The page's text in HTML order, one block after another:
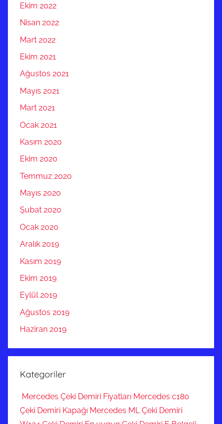
Ekim 2022
Nisan 2022
Mart 2022
Ekim 2021
Ağustos 2021
Mayıs 2021
Mart 2021
Ocak 2021
Kasım 2020
Ekim 2020
Temmuz 2020
Mayıs 2020
Şubat 2020
Ocak 2020
Aralık 2019
Kasım 2019
Ekim 2019
Eylül 2019
Ağustos 2019
Haziran 2019
Kategoriler
Mercedes Çeki Demiri Fiyatları Mercedes c180
Çeki Demiri Kapağı Mercedes ML Çeki Demiri